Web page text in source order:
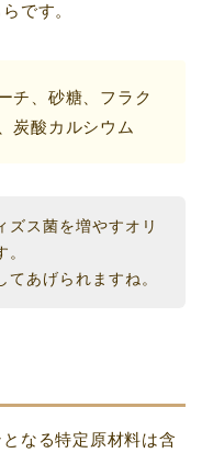
です。
チ、砂糖、フラク
炭酸カルシウム
ズス菌を増やすオリ
あげられますね。
なる特定原材料は含